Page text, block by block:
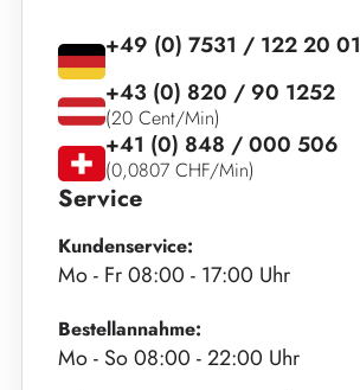
Service
Kundenservice:
Mo - Fr 08:00 - 17:00 Uhr
Bestellannahme:
Mo - So 08:00 - 22:00 Uhr
+49 (0) 7531 / 122 20 01
+43 (0) 820 / 90 1252
(20 Cent/Min)
+41 (0) 848 / 000 506
(0,0807 CHF/Min)